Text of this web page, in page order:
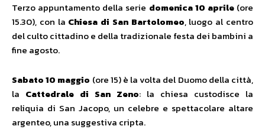
Terzo appuntamento della serie domenica 10 aprile(ore
15.30), con la Chiesa di San Bartolomeo, luogo al centro
del culto cittadino e della tradizionale festa dei bambini a
fine agosto.
Sabato 10 maggio (ore 15) è la volta del Duomo della città,
la Cattedrale di San Zeno: la chiesa custodisce la
reliquia di San Jacopo, un celebre e spettacolare altare
argenteo, una suggestiva cripta.